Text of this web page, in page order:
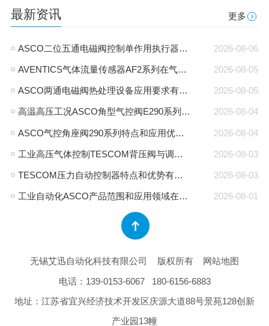
最新资讯 更多
2026-08-06
ASCO二位五通电磁阀控制单作用执行器接法和原理
2026-08-05
AVENTICS气体流量传感器AF2系列在气动系统中作用是什么
2026-08-05
ASCO两通电磁阀热处理设备应用要求有哪些
2026-08-04
高温高压工况ASCO角型气控阀E290系列特点有哪些
2026-08-04
ASCO气控角座阀290系列特点和应用优势有哪些
2026-08-03
工业高压气体控制TESCOM背压阀与调压阀应用区别是什么
2026-08-03
TESCOM压力自动控制器特点和优势有哪些
2026-08-01
工业自动化ASCO产品范围和应用领域在哪里
无锡艾迅自动化科技有限公司 版权所有
网站地图
电话： 139-0153-6067
180-6156-6883
地址：江苏省宜兴经济技术开发区庆源大道88号景苑128创新
产业园13幢